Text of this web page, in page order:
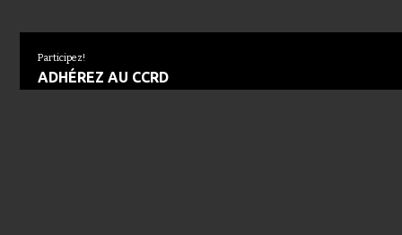
Participez!
ADHÉREZ AU CCRD